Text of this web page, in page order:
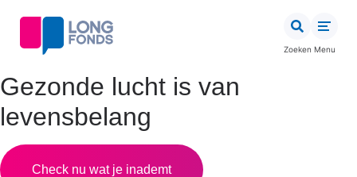
gaan
Zoeken Menu
Gezonde lucht is van
levensbelang
Check nu wat je inademt